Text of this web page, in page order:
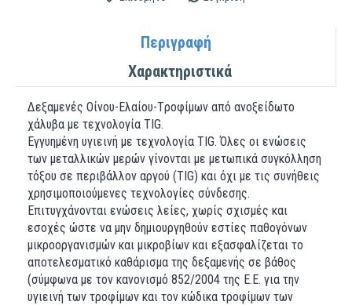
Περιγραφή
Χαρακτηριστικά
Δεξαμενές Oίνου-Eλαίου-Tροφίμων από ανοξείδωτο
χάλυβα με τεχνολογία TIG.
Εγγυημένη υγιεινή με τεχνολογία TIG. Όλες οι ενώσεις
των μεταλλικών μερών γίνονται με μετωπικά συγκόλληση
τόξου σε περιβάλλον αργού (TIG) και όχι με τις συνήθεις
χρησιμοποιούμενες τεχνολογίες σύνδεσης.
Επιτυγχάνονται ενώσεις λείες, χωρίς σχισμές και
εσοχές ώστε να μην δημιουργηθούν εστίες παθογόνων
μικροοργανισμών και μικροβίων και εξασφαλίζεται το
αποτελεσματικό καθάρισμα της δεξαμενής σε βάθος
(σύμφωνα με τον κανονισμό 852/2004 της Ε.Ε. για την
υγιεινή των τροφίμων και τον κώδικα τροφίμων των